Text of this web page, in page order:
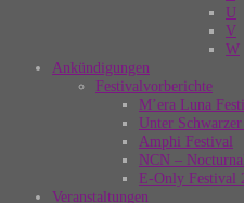
U
V
W
Ankündigungen
Festivalvorberichte
M’era Luna
Unter
Amphi Festival
NCN –
E-Only Festival
Veranstaltungen